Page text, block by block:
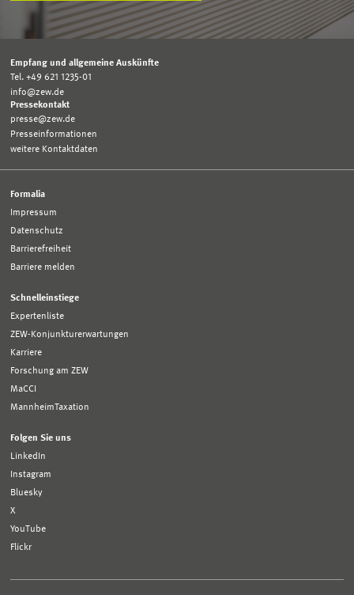
Empfang und allgemeine Auskünfte
Tel. +49 621 1235-01
info@zew.de
Pressekontakt
presse@zew.de
Presseinformationen
weitere Kontaktdaten
Formalia
Impressum
Datenschutz
Barrierefreiheit
Barriere melden
Schnelleinstiege
Expertenliste
ZEW-Konjunkturerwartungen
Karriere
Forschung am ZEW
MaCCI
MannheimTaxation
Folgen Sie uns
LinkedIn
Instagram
Bluesky
X
YouTube
Flickr